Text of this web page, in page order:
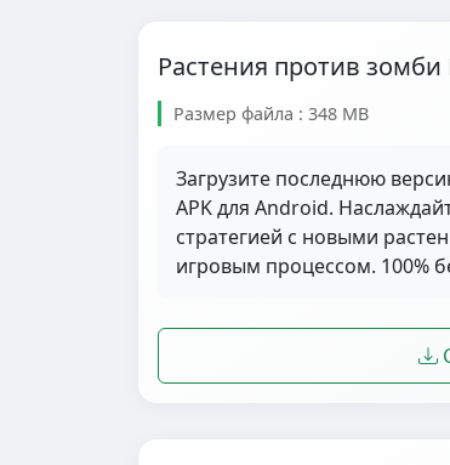
Растения против зомби
Размер файла : 348 MB
Загрузите последнюю
APK для Android.
стратегией с новыми
игровым процессом. 100%